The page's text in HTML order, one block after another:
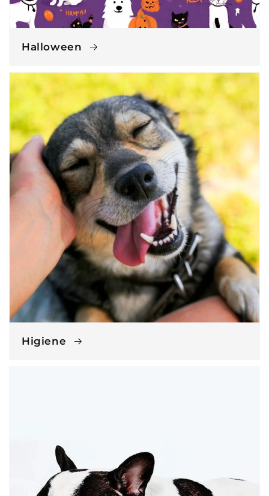
Halloween
Higiene